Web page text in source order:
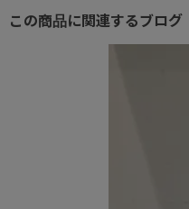
● オーガナイザーポケット
内部に仕切り付きポケットを
スーツケースのプルドライブ
移動中のバッグのずれやふら
この商品に関連するブログ